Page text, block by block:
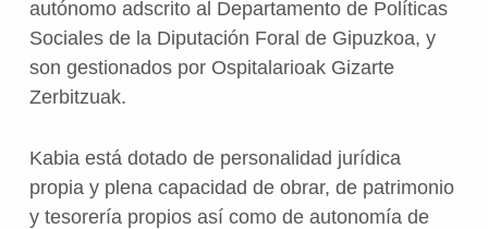
autónomo adscrito al Departamento de Políticas
Sociales de la Diputación Foral de Gipuzkoa, y
son gestionados por Ospitalarioak Gizarte
Zerbitzuak.
Kabia está dotado de personalidad jurídica
propia y plena capacidad de obrar, de patrimonio
y tesorería propios así como de autonomía de